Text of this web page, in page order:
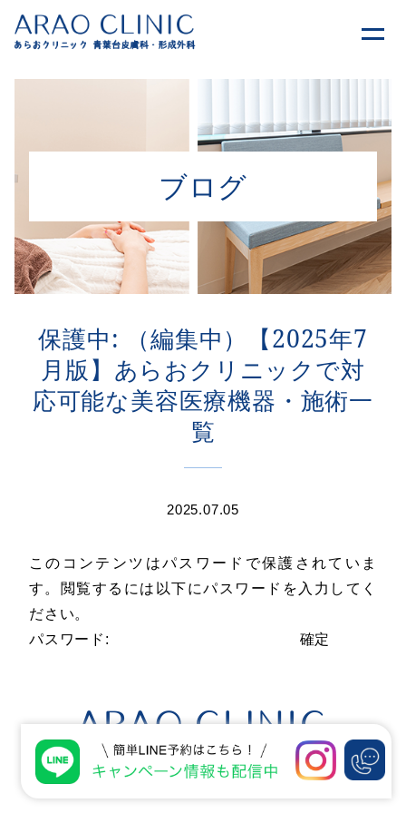
ブログ
保護中: （編集中）【2025年7
月版】あらおクリニックで対
応可能な美容医療機器・施術一
覧
2025.07.05
このコンテンツはパスワードで保護されていま
す。閲覧するには以下にパスワードを入力してく
ださい。
パスワード: